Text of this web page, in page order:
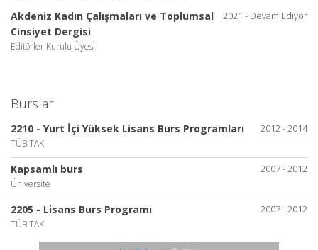
2021 - Devam Ediyor
Akdeniz Kadın Çalışmaları ve Toplumsal
Cinsiyet Dergisi
Editörler Kurulu Üyesi
Burslar
2012 - 2014
2210 - Yurt İçi Yüksek Lisans Burs Programları
TÜBİTAK
2007 - 2012
Kapsamlı burs
Üniversite
2007 - 2012
2205 - Lisans Burs Programı
TÜBİTAK